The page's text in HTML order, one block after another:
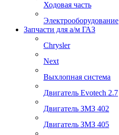
Ходовая часть
Электрооборудование
Запчасти для а/м ГАЗ
Chrysler
Next
Выхлопная система
Двигатель Evotech 2.7
Двигатель ЗМЗ 402
Двигатель ЗМЗ 405